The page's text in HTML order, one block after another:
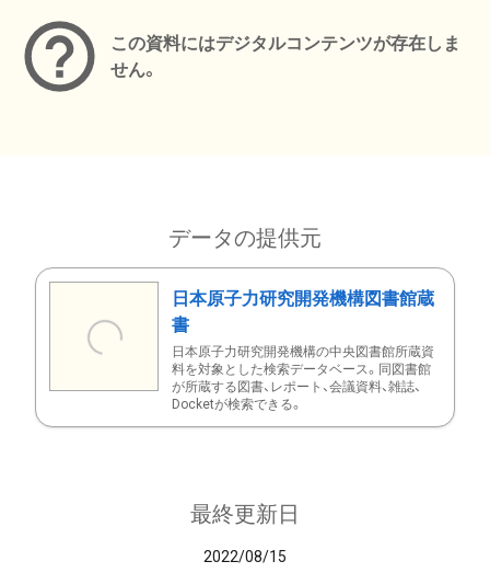
この資料にはデジタルコンテンツが存在しま
せん。
データの提供元
日本原子力研究開発機構図書館蔵
書
日本原子力研究開発機構の中央図書館所蔵資
料を対象とした検索データベース。同図書館
が所蔵する図書、レポート、会議資料、雑誌、
Docketが検索できる。
最終更新日
2022/08/15